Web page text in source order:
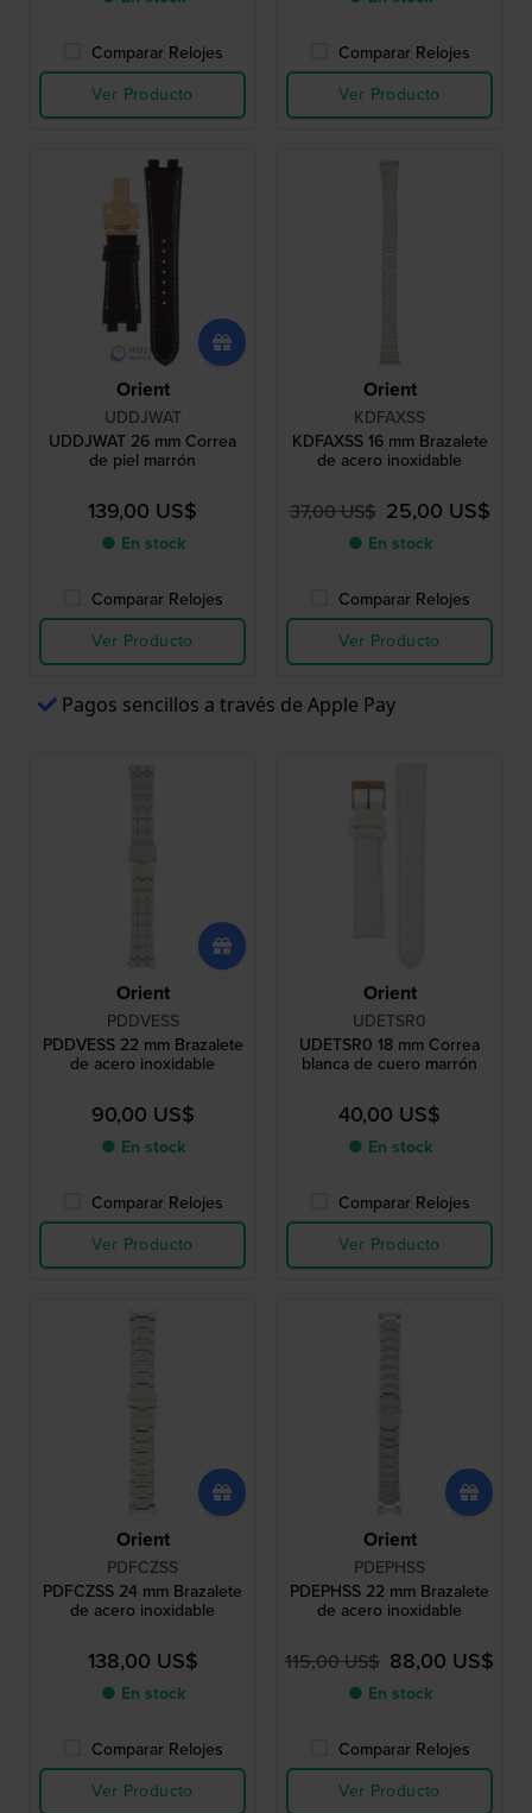
Comparar Relojes
Ver Producto
Comparar Relojes
Ver Producto
Orient
UDDJWAT
UDDJWAT 26 mm Correa
de piel marrón
139,00 US$
● En stock
Comparar Relojes
Ver Producto
Orient
KDFAXSS
KDFAXSS 16 mm Brazalete
de acero inoxidable
37,00 US$ 25,00 US$
● En stock
Comparar Relojes
Ver Producto
Pagos sencillos a través de Apple Pay
Orient
PDDVESS
PDDVESS 22 mm Brazalete
de acero inoxidable
90,00 US$
● En stock
Comparar Relojes
Ver Producto
Orient
UDETSR0
UDETSR0 18 mm Correa
blanca de cuero marrón
40,00 US$
● En stock
Comparar Relojes
Ver Producto
Orient
PDFCZSS
PDFCZSS 24 mm Brazalete
de acero inoxidable
138,00 US$
● En stock
Comparar Relojes
Ver Producto
Orient
PDEPHSS
PDEPHSS 22 mm Brazalete
de acero inoxidable
115,00 US$ 88,00 US$
● En stock
Comparar Relojes
Ver Producto